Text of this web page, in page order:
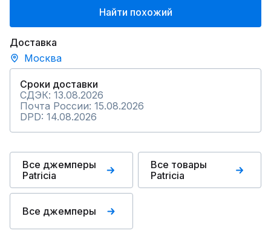
Найти похожий
Доставка
Москва
Сроки доставки
СДЭК: 13.08.2026
Почта России: 15.08.2026
DPD: 14.08.2026
Все джемперы
Patriciа
Все товары
Patriciа
Все джемперы